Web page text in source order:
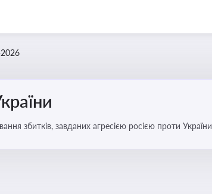
збитків, завданих агресією росією проти України